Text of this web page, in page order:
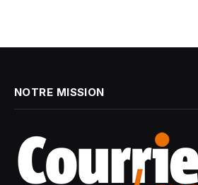
NOTRE MISSION